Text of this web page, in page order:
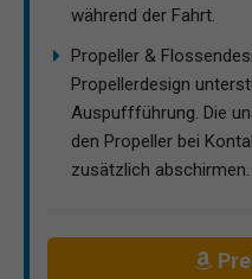
während der Fahrt.
Propeller &
Propellerdesign
Auspuffführung. Die
den Propeller bei
zusätzlich abschirmen.